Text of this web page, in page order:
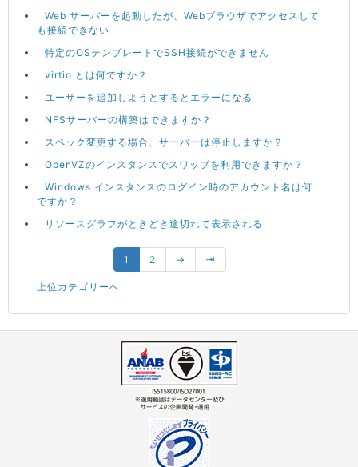
Web サーバーを起動したが、Webブラウザでアクセスして
も接続できない
特定のOSテンプレートでSSH接続ができません
virtio とは何ですか？
ユーザーを追加しようとするとエラーになる
NFSサーバーの構築はできますか？
スペック変更する場合、サーバーは停止しますか？
OpenVZのインスタンスでスワップを利用できますか？
Windows インスタンスのログイン時のアカウント名は何
ですか？
リソースグラフがときどき途切れて表示される
1 2 → ⇥
上位カテゴリーへ